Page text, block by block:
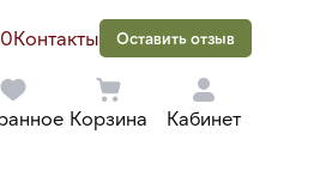
Контакты Оставить отзыв
Корзина Кабинет